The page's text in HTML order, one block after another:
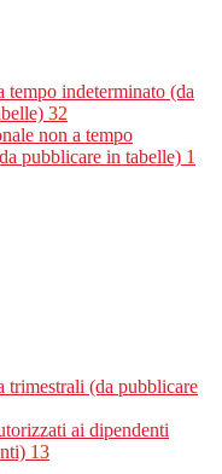
tempo indeterminato (da
32
non a tempo
pubblicare in tabelle) 1
trimestrali (da pubblicare
ai dipendenti
13